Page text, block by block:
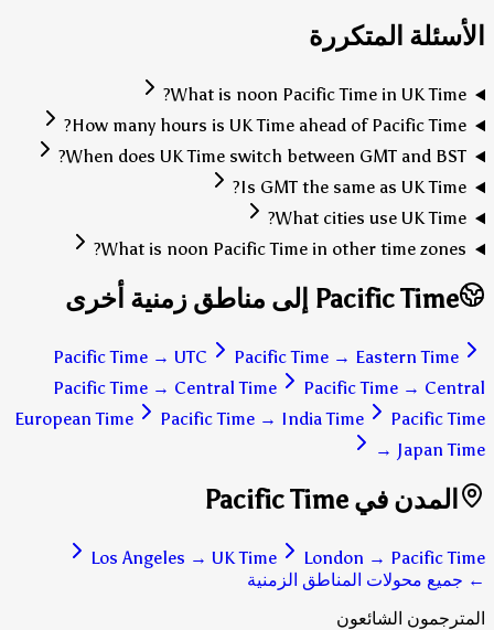
الأسئلة المتكررة
What is noon Pacific Time in UK Time?
How many hours is UK Time ahead of Pacific Time?
When does UK Time switch between GMT and BST?
Is GMT the same as UK Time?
What cities use UK Time?
What is noon Pacific Time in other time zones?
Pacific Time إلى مناطق زمنية أخرى
Pacific Time → UTC Pacific Time → Eastern Time
Pacific Time → Central Time Pacific Time → Central
European Time
Pacific Time → India Time
Pacific Time
→ Japan Time
المدن في Pacific Time
Los Angeles → UK Time London → Pacific Time
← جميع محولات المناطق الزمنية
المترجمون الشائعون